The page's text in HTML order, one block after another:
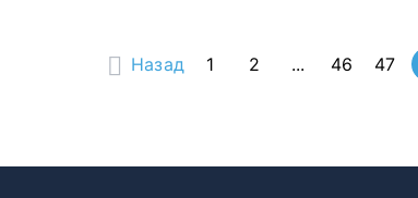
Назад 1 2 ... 46 47